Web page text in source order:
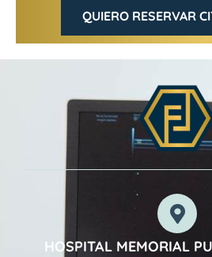
QUIERO RESERVAR
HOSPITAL MEMORIAL